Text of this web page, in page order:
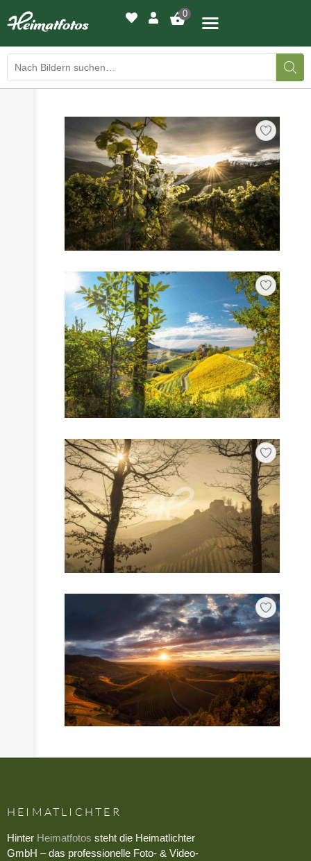
0
BILDERGALERIE
DRUCKQUALITÄTEN
LED-LEUCHTBILDER
WIR DRUCKEN IHR BILD
AUSSTELLUNGEN
HEIMATLICHTER
KONTAKT
HEIMATLICHTER
Hinter Heimatfotos steht die Heimatlichter
GmbH – das professionelle Foto- & Video-